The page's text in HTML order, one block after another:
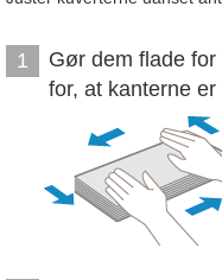
1
Gør dem flade
for, at kanterne